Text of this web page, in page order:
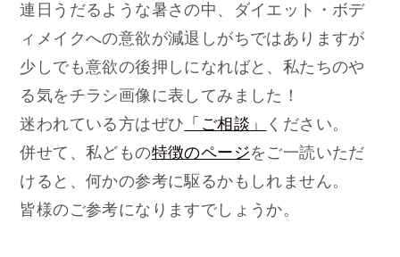
連日うだるような暑さの中、ダイエット・ボデ
ィメイクへの意欲が減退しがちではありますが
少しでも意欲の後押しになればと、私たちのや
る気をチラシ画像に表してみました！
迷われている方はぜひ 「ご相談」
ください。
併せて、私どもの特徴のページをご一読いただ
けると、何かの参考に駆るかもしれません。
皆様のご参考になりますでしょうか。